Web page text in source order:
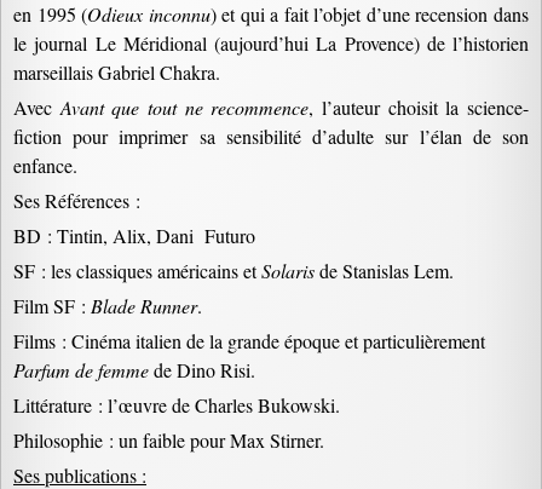
en 1995 (Odieux inconnu) et qui a fait l’objet d’une recension dans
le journal Le Méridional (aujourd’hui La Provence) de l’historien
marseillais Gabriel Chakra.
Avec Avant que tout ne recommence, l’auteur choisit la science-
fiction pour imprimer sa sensibilité d’adulte sur l’élan de son
enfance.
Ses Références :
BD : Tintin, Alix, Dani Futuro
SF : les classiques américains etSolarisde Stanislas Lem.
Film SF : Blade Runner.
Films : Cinéma italien de la grande époque et particulièrement
Parfum de femmede Dino Risi.
Littérature : l’œuvre de Charles Bukowski.
Philosophie : un faible pour Max Stirner.
Ses publications :